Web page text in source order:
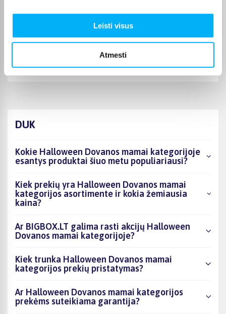
Leisti visus
Atmesti
vacuum house ...
Edvardas B.
🙂
DUK
Kokie Halloween Dovanos mamai kategorijoje
esantys produktai šiuo metu populiariausi?
Kiek prekių yra Halloween Dovanos mamai
kategorijos asortimente ir kokia žemiausia
kaina?
Ar BIGBOX.LT galima rasti akcijų Halloween
Dovanos mamai kategorijoje?
Kiek trunka Halloween Dovanos mamai
kategorijos prekių pristatymas?
Ar Halloween Dovanos mamai kategorijos
prekėms suteikiama garantija?